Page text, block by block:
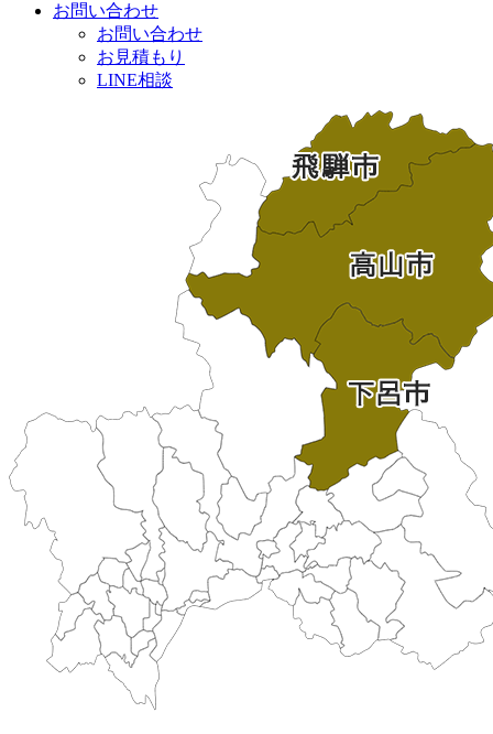
お問い合わせ
お問い合わせ
お見積もり
LINE相談